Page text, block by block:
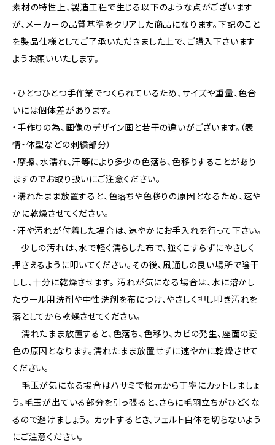
素材の特性上、製造工程で生じる以下のような点がございます
が、メーカーの品質基準をクリアした商品になります。下記のこと
を製品仕様としてご了承いただきました上で、ご購入下さいます
ようお願いいたします。
・ひとつひとつ手作業でつくられているため、サイズや重量、色合
いには個体差があります。
・手作りの為、画像のデザイン画と若干の違いがございます。（表
情・体型などの刺繍部分）
・摩擦、水濡れ、汗等により多少の色落ち、色移りすることがあり
ますのでお取り扱いにご注意ください。
・濡れたまま放置すると、色落ちや色移りの原因となるため、速や
かに乾燥させてください。
・汗や汚れが付着した場合は、速やかにお手入れを行って下さい。
少しの汚れは、水で軽く濡らした布で、強くこすらずにやさしく
押さえるように叩いてください。その後、風通しの良い場所で陰干
しし、十分に乾燥させます。 汚れが気になる場合は、水に溶かし
たウール用洗剤や中性洗剤を布につけ、やさしく押し叩き汚れを
落としてから乾燥させてください。
濡れたまま放置すると、色落ち、色移り、カビの発生、座面の変
色の原因となります。濡れたまま放置せずに速やかに乾燥させて
ください。
毛玉が気になる場合はハサミで根元から丁寧にカットしましょ
う。毛玉が出ている部分を引っ張ると、さらに毛羽立ちがひどくな
るので避けましょう。 カットするとき、フェルト自体を切らないよう
にご注意ください。